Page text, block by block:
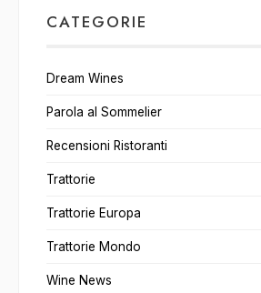
CATEGORIE
Dream Wines
Parola al Sommelier
Recensioni Ristoranti
Trattorie
Trattorie Europa
Trattorie Mondo
Wine News